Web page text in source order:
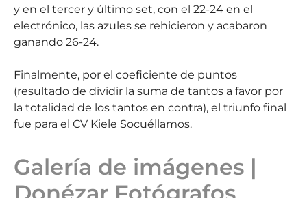
y en el tercer y último set, con el 22-24 en el
electrónico, las azules se rehicieron y acabaron
ganando 26-24.
Finalmente, por el coeficiente de puntos
(resultado de dividir la suma de tantos a favor por
la totalidad de los tantos en contra), el triunfo final
fue para el CV Kiele Socuéllamos.
Galería de imágenes |